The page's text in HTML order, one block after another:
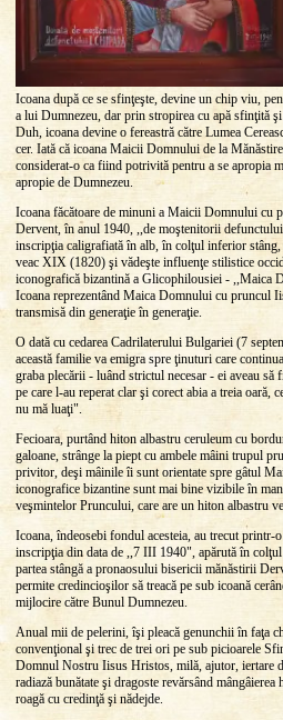
Icoana după ce se sfinţeşte, devine un chip viu,
a lui Dumnezeu, dar prin stropirea cu apă sfinţită
Duh, icoana devine o fereastră către Lumea
cer. Iată că icoana Maicii Domnului de la
considerat-o ca fiind potrivită pentru a se apropia
apropie de Dumnezeu.
Icoana făcătoare de minuni a Maicii Domnului cu
Dervent, în anul 1940, ,,de moştenitorii
inscripţia caligrafiată în alb, în colţul inferior
veac XIX (1820) şi vădeşte influenţe stilistice
iconografică bizantină a Glicophilousiei - ,,Maica
Icoana reprezentând Maica Domnului cu pruncul
transmisă din generaţie în generaţie.
O dată cu cedarea Cadrilaterului Bulgariei (7
această familie va emigra spre ţinuturi care
graba plecării - luând strictul necesar - ei aveau
pe care l-au reperat clar şi corect abia a treia oară,
nu mă luaţi".
Fecioara, purtând hiton albastru ceruleum cu
galoane, strânge la piept cu ambele mâini trupul
privitor, deşi mâinile îi sunt orientate spre gâtul
iconografice bizantine sunt mai bine vizibile în
veşmintelor Pruncului, care are un hiton albastru
Icoana, îndeosebi fondul acesteia, au trecut printr-
inscripţia din data de ,,7 III 1940", apărută în
partea stângă a pronaosului bisericii mănăstirii
permite credincioşilor să treacă pe sub icoană
mijlocire către Bunul Dumnezeu.
Anual mii de pelerini, îşi pleacă genunchii în faţa
convenţional şi trec de trei ori pe sub picioarele
Domnul Nostru Iisus Hristos, milă, ajutor, iertare
radiază bunătate şi dragoste revărsând
roagă cu credinţă şi nădejde.